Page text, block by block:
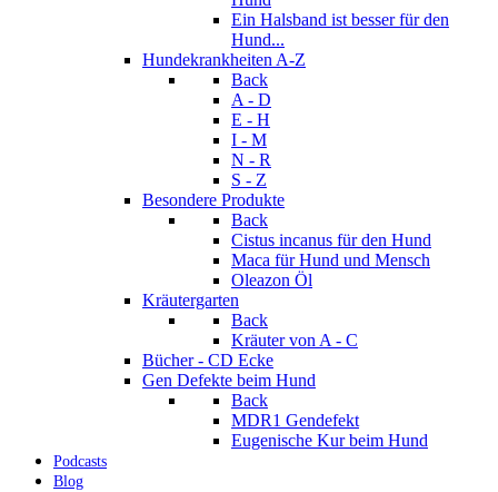
Ein Halsband ist besser für den
Hund...
Hundekrankheiten A-Z
Back
A - D
E - H
I - M
N - R
S - Z
Besondere Produkte
Back
Cistus incanus für den Hund
Maca für Hund und Mensch
Oleazon Öl
Kräutergarten
Back
Kräuter von A - C
Bücher - CD Ecke
Gen Defekte beim Hund
Back
MDR1 Gendefekt
Eugenische Kur beim Hund
Podcasts
Blog